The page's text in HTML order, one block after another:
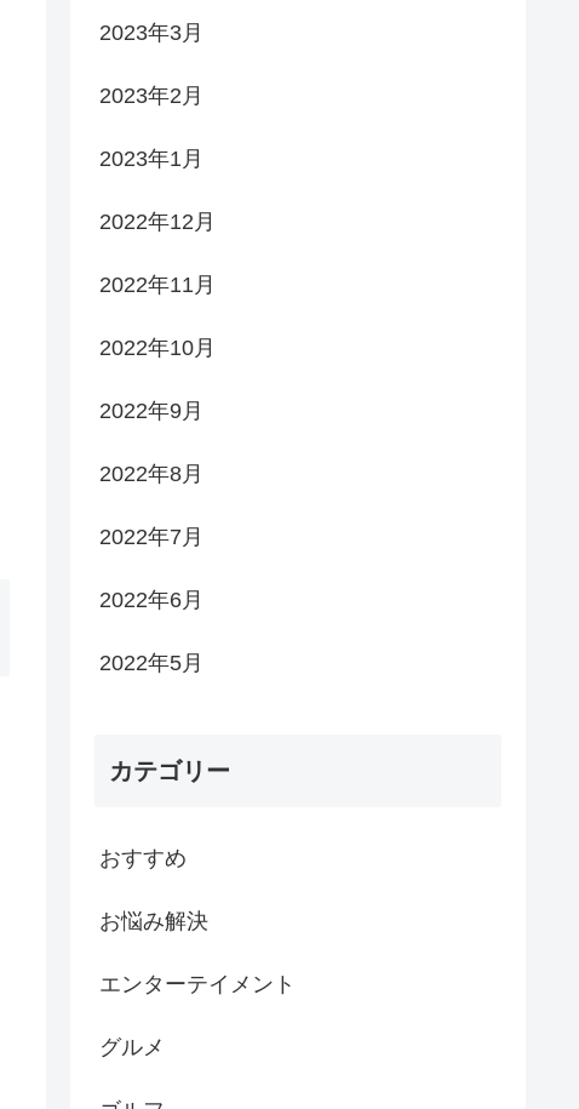
2023年3月
2023年2月
2023年1月
2022年12月
2022年11月
2022年10月
2022年9月
2022年8月
2022年7月
2022年6月
2022年5月
カテゴリー
おすすめ
お悩み解決
エンターテイメント
グルメ